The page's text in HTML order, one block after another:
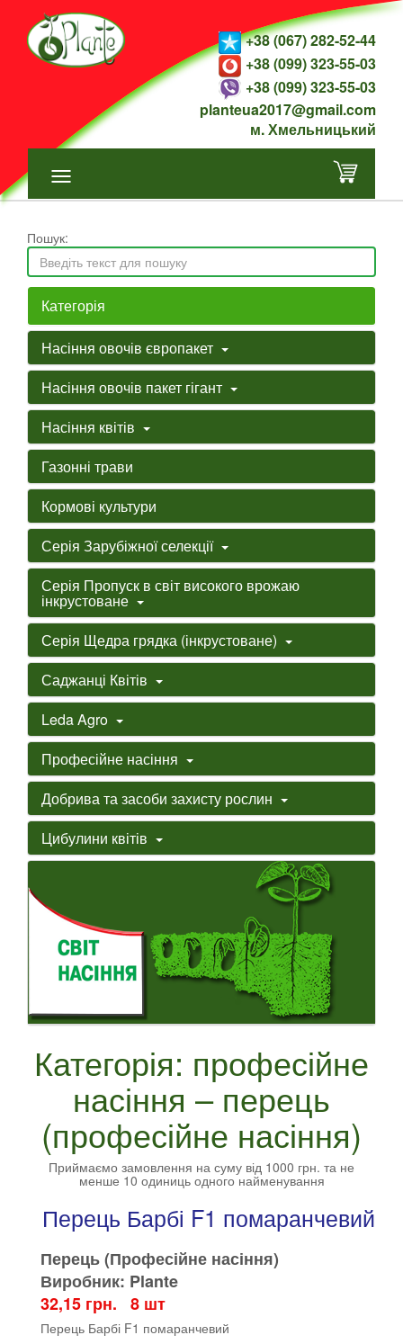
+38 (067) 282-52-44
+38 (099) 323-55-03
+38 (099) 323-55-03
planteua2017@gmail.com
м. Хмельницький
Пошук:
Категорія
Насіння овочів європакет
Насіння овочів пакет гігант
Насіння квітів
Газонні трави
Кормові культури
Серія Зарубіжної селекції
Серія Пропуск в світ високого врожаю
інкрустоване
Серія Щедра грядка (інкрустоване)
Саджанці Квітів
Leda Agro
Професійне насіння
Добрива та засоби захисту рослин
Цибулини квітів
Категорія: професійне
насіння – перець
(професійне насіння)
Приймаємо замовлення на суму від 1000 грн. та не
менше 10 одиниць одного найменування
Перець Барбі F1 помаранчевий
Перець (Професійне насіння)
Виробник: Plante
32,15 грн. 8 шт
Перець Барбі F1 помаранчевий